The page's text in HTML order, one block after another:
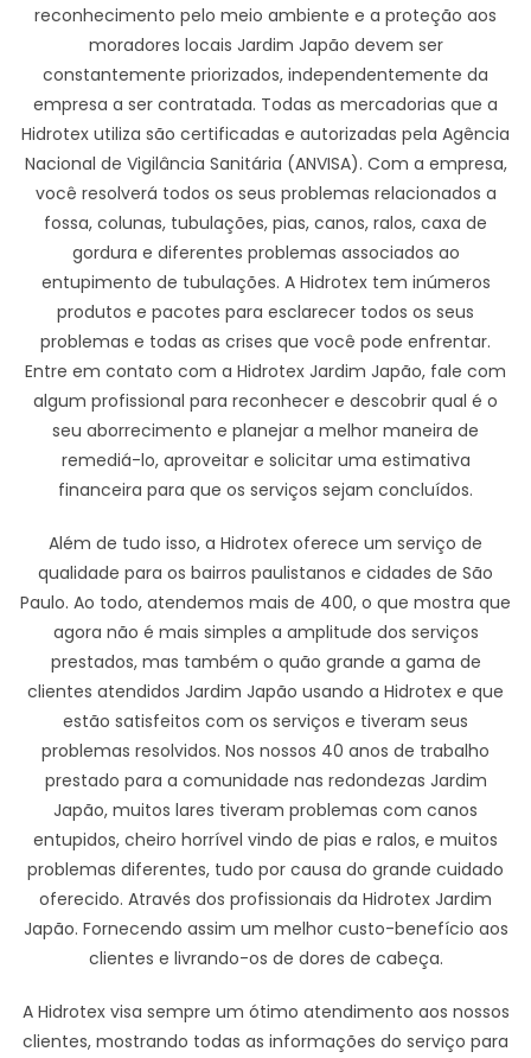
reconhecimento pelo meio ambiente e a proteção aos
moradores locais Jardim Japão devem ser
constantemente priorizados, independentemente da
empresa a ser contratada. Todas as mercadorias que a
Hidrotex utiliza são certificadas e autorizadas pela Agência
Nacional de Vigilância Sanitária (ANVISA). Com a empresa,
você resolverá todos os seus problemas relacionados a
fossa, colunas, tubulações, pias, canos, ralos, caxa de
gordura e diferentes problemas associados ao
entupimento de tubulações. A Hidrotex tem inúmeros
produtos e pacotes para esclarecer todos os seus
problemas e todas as crises que você pode enfrentar.
Entre em contato com a Hidrotex Jardim Japão, fale com
algum profissional para reconhecer e descobrir qual é o
seu aborrecimento e planejar a melhor maneira de
remediá-lo, aproveitar e solicitar uma estimativa
financeira para que os serviços sejam concluídos.
Além de tudo isso, a Hidrotex oferece um serviço de
qualidade para os bairros paulistanos e cidades de São
Paulo. Ao todo, atendemos mais de 400, o que mostra que
agora não é mais simples a amplitude dos serviços
prestados, mas também o quão grande a gama de
clientes atendidos Jardim Japão usando a Hidrotex e que
estão satisfeitos com os serviços e tiveram seus
problemas resolvidos. Nos nossos 40 anos de trabalho
prestado para a comunidade nas redondezas Jardim
Japão, muitos lares tiveram problemas com canos
entupidos, cheiro horrível vindo de pias e ralos, e muitos
problemas diferentes, tudo por causa do grande cuidado
oferecido. Através dos profissionais da Hidrotex Jardim
Japão. Fornecendo assim um melhor custo-benefício aos
clientes e livrando-os de dores de cabeça.
A Hidrotex visa sempre um ótimo atendimento aos nossos
clientes, mostrando todas as informações do serviço para